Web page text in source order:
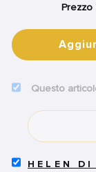
Prezzo
SELECT
CENTURY
BOYS
ULTIMATE
EDITION
SELECT
HELEN